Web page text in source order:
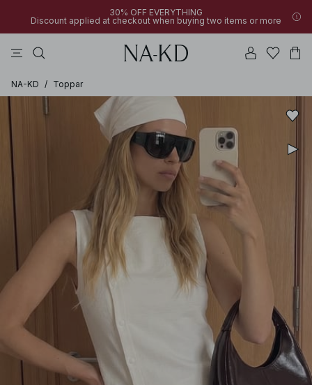
30% OFF EVERYTHING
Discount applied at checkout when buying two items or more
NA-KD / Toppar